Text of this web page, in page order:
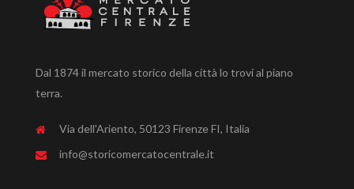
Dal 1874 il mercato storico della città lo trovi al piano
terra.
Via dell'Ariento, 50123 Firenze FI, Italia
info@storicomercatocentrale.it